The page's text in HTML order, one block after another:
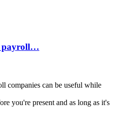
payroll…
companies can be useful while
you're present and as long as it's